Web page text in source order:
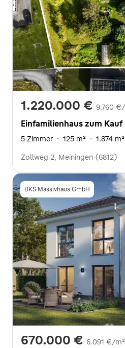
1.220.000 € 9.760
Einfamilienhaus zum Kauf
5 Zimmer · 125 m² · 1.874
Zollweg 2, Meiningen (6812)
BKS Massivhaus GmbH
670.000 € 6.091 €/m²